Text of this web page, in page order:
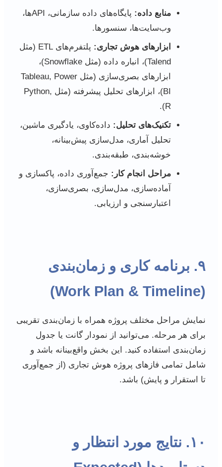
منابع داده:
پایگاه‌های داده سازمانی، APIها،
وب‌سایت‌ها، سنسورها.
ابزارهای هوش تجاری:
پلتفرم‌های ETL (مثل
Talend)، انباره داده (مثل Snowflake)،
ابزارهای بصری‌سازی (مثل Tableau, Power
BI)، ابزارهای تحلیل پیشرفته (مثل Python,
R).
تکنیک‌های تحلیل: داده‌کاوی، یادگیری ماشین،
تحلیل آماری، مدل‌سازی پیش‌بینانه،
خوشه‌بندی، طبقه‌بندی.
مراحل انجام کار: جمع‌آوری داده، پاکسازی و
آماده‌سازی، مدل‌سازی، بصری‌سازی،
اعتبارسنجی و ارزیابی.
۹. برنامه کاری و زمان‌بندی
(Work Plan & Timeline)
نمایش مراحل مختلف پروژه همراه با زمان‌بندی تقریبی
برای هر مرحله. می‌توانید از نمودار گانت یا جدول
زمان‌بندی استفاده کنید. این بخش واقع‌بینانه باشد و
شامل تمامی فازهای پروژه هوش تجاری (از جمع‌آوری
تا استقرار و پایش) باشد.
۱۰. نتایج مورد انتظار و